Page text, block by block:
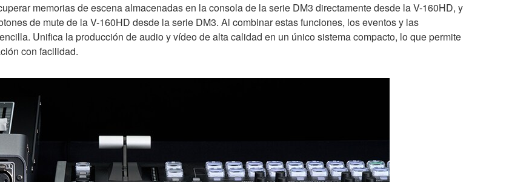
memorias de escena almacenadas en la consola de la serie DM3 directamente desde la V-160HD, y
de mute de la V-160HD desde la serie DM3. Al combinar estas funciones, los eventos y las
Unifica la producción de audio y vídeo de alta calidad en un único sistema compacto, lo que permite
con facilidad.